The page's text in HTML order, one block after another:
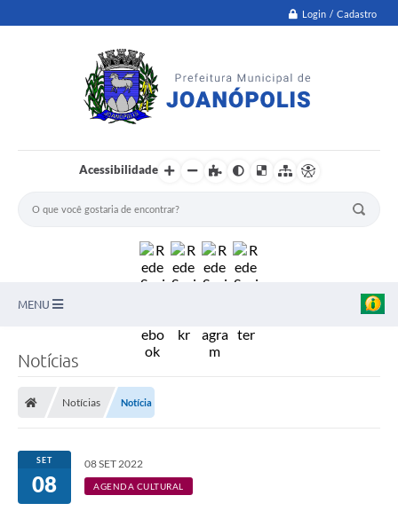
Login / Cadastro
Acessibilidade
MENU
Transparência
Editais
Notícias
Notícias Notícia
SET
08
08 SET 2022
AGENDA CULTURAL